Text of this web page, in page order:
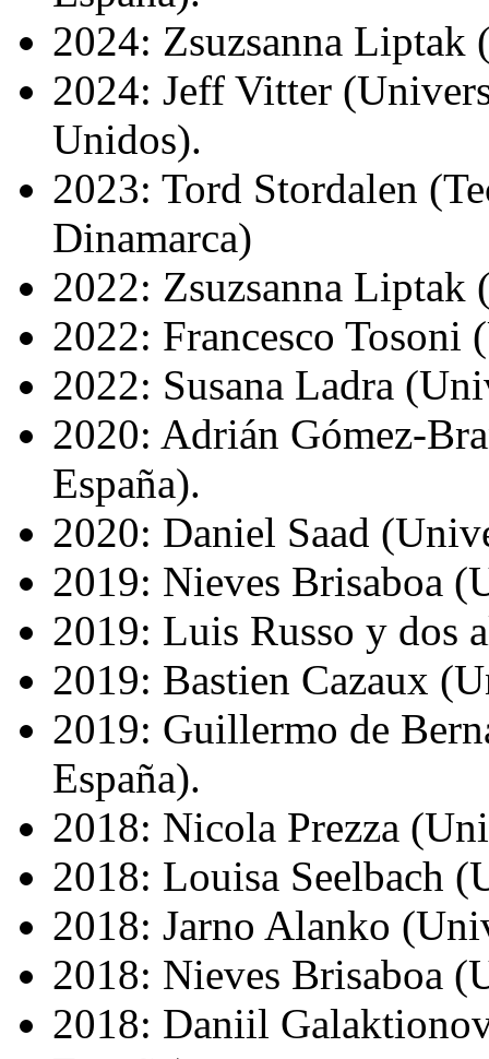
2024: Zsuzsanna
2024: Jeff Vitter
Unidos).
2023: Tord Stordalen
Dinamarca)
2022: Zsuzsanna Liptak
2022: Francesco
2022: Susana Ladra
2020: Adrián Gómez-
España).
2020: Daniel Saad
2019: Nieves Brisaboa
2019: Luis Russo y dos
2019: Bastien Cazaux
2019: Guillermo de
España).
2018: Nicola Prezza
2018: Louisa Seelbach
2018: Jarno Alanko
2018: Nieves Brisaboa
2018: Daniil